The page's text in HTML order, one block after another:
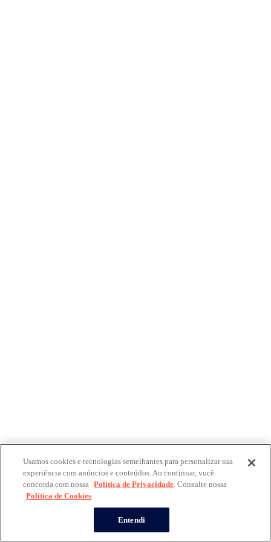
Usamos cookies e tecnologias semelhantes para personalizar sua
experiência com anúncios e conteúdos. Ao continuar, você
concorda com nossa Política de Privacidade. Consulte nossa
Política de Cookies
Entendi